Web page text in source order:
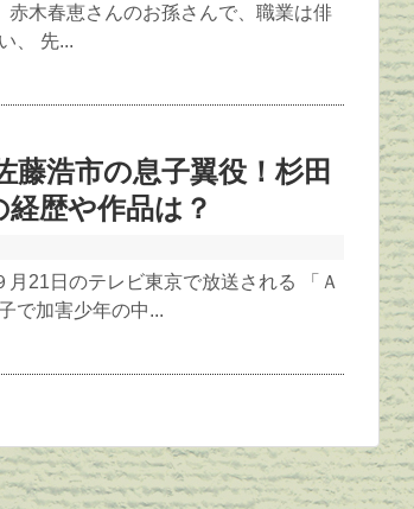
赤木春恵さんのお孫さんで、職業は俳
、 先...
藤浩市の息子翼役！杉田
歴や作品は？
21日のテレビ東京で放送される 「Ａ
で加害少年の中...